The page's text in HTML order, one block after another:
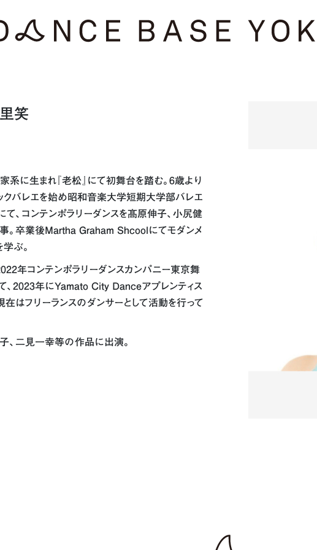
笑
系に生まれ『老松』にて初舞台を踏む。6歳より
クバレエを始め昭和音楽大学短期大学部バレエ
て、コンテンポラリーダンスを髙原伸子、小尻健
。卒業後Martha Graham Shcoolにてモダンメ
学ぶ。
年コンテンポラリーダンスカンパニー東京舞
、2023年にYamato City Danceアプレンティス
在はフリーランスのダンサーとして活動を行って
、二見一幸等の作品に出演。